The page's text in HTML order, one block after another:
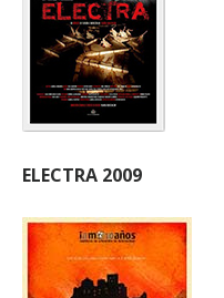
ELECTRA 2009